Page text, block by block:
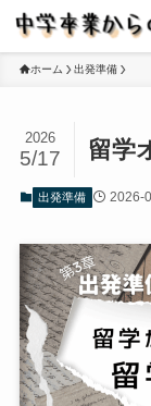
ホーム 出発準備
留学
2026
5/17
出発準備 2026-